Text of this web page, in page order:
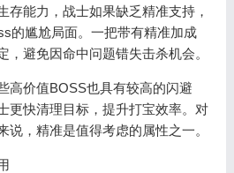
存能力，战士如果缺乏精准支持，
的尴尬局面。一把带有精准加成
，避免因命中问题错失击杀机会。
价值BOSS也具有较高的闪避
更快清理目标，提升打宝效率。对
说，精准是值得考虑的属性之一。